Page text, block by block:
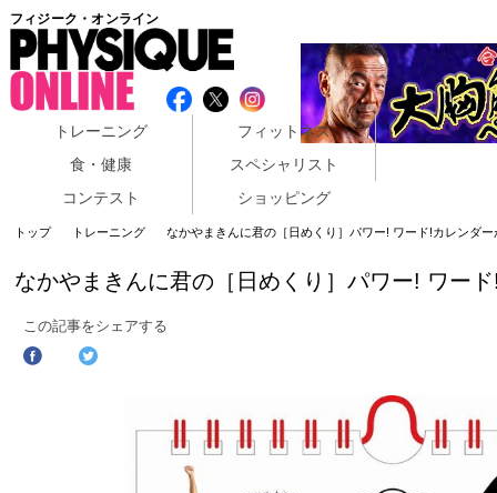
フィジーク・オンライン
トレーニング
フィットネス
食・健康
スペシャリスト
コンテスト
ショッピング
トップ トレーニング なかやまきんに君の［日めくり］パワー! ワード!カレンダ
なかやまきんに君の［日めくり］パワー! ワー
この記事をシェアする